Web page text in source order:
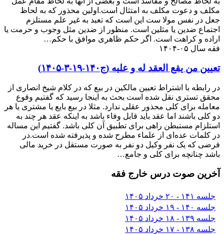
مکلف و دعوت مکلف به امتثال است.اولین محذور که به لحاظ
جعل در نفس مولا ست این است که تعبد به غیر علم مستلزم
اجتماع ضدین یا مثلین است. منظور از ضدین مثل وجوب و حرمت یا
اراده و کراهت است. اگر حکم ظاهری موافق با حکم…
فقه سال ۰۵-۱۴۰۴
تعیین من یقع العقد له و علیه (ج۱۴۰-۱۹-۳-۱۴۰۵)
در رابطه با اشتراط تعیین مالکین در بیع که در کلام شیخ انصاری از
محقق تستری نقل شده است بحث به اینجا رسید که گفتیم وقوع
معامله برای کلی محذور عقلی ندارد. مثلا در بیع بایع یا مشتری یا هر
دو کلی باشند اما عقد باید قابل وفاء باشد به اینکه عقد هر چند به
استلزام مستبطن راهی برای تطبیق آن کلی باشد. گفتیم این مساله
در کلمات عده‌ای از علماء مطرح شده و پذیرفته شده است.در
فرضی که یک نفر وکیل دو نفر به صورت مستقل در خرید مالی
باشد چنانچه برای کلی و جامع…
آخرین صوت درس خارج فقه
جلسه ۱۴۱ - ۲۰ خرداد ۱۴۰۵
جلسه ۱۴۰ - ۱۹ خرداد ۱۴۰۵
جلسه ۱۳۹ - ۱۸ خرداد ۱۴۰۵
جلسه ۱۳۸ - ۱۷ خرداد ۱۴۰۵